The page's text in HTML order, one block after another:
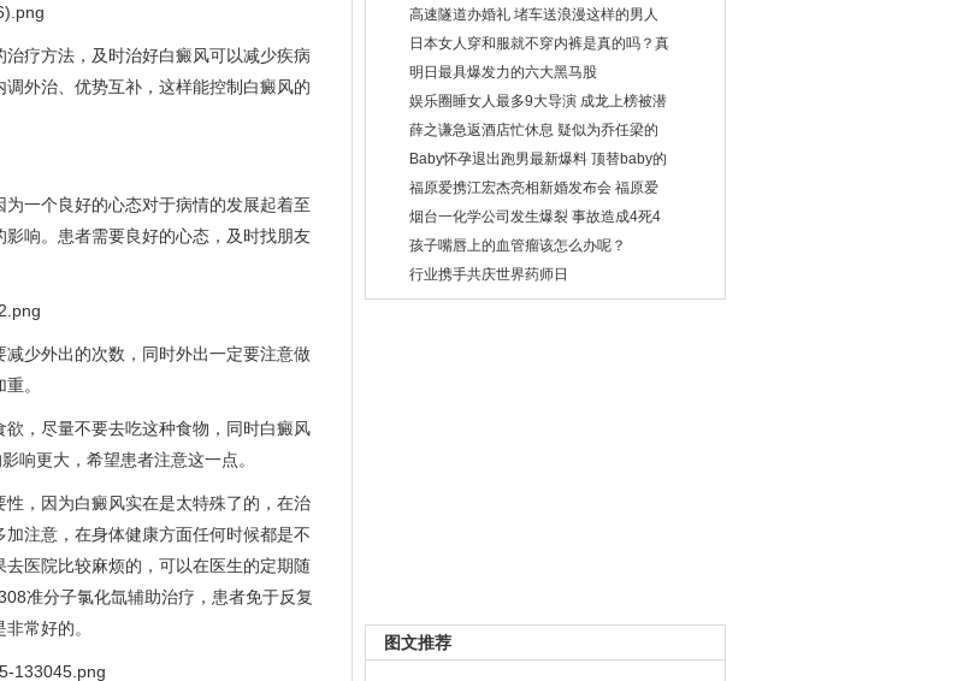
疗方法，及时治好白癜风可以减少疾病
外治、优势互补，这样能控制白癜风的
为一个良好的心态对于病情的发展起着至
响。患者需要良好的心态，及时找朋友
减少外出的次数，同时外出一定要注意做
。
欲，尽量不要去吃这种食物，同时白癜风
响更大，希望患者注意这一点。
，因为白癜风实在是太特殊了的，在治
注意，在身体健康方面任何时候都是不
医院比较麻烦的，可以在医生的定期随
准分子氯化氙辅助治疗，患者免于反复
常好的。
高速隧道办婚礼 堵车送浪漫这样的男人
日本女人穿和服就不穿内裤是真的吗？真
明日最具爆发力的六大黑马股
娱乐圈睡女人最多9大导演 成龙上榜被潜
薛之谦急返酒店忙休息 疑似为乔任梁的
Baby怀孕退出跑男最新爆料 顶替baby的
福原爱携江宏杰亮相新婚发布会 福原爱
烟台一化学公司发生爆裂 事故造成4死4
孩子嘴唇上的血管瘤该怎么办呢？
行业携手共庆世界药师日
图文推荐